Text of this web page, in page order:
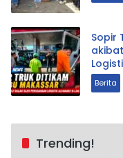
Sopir
Berita
Trending!